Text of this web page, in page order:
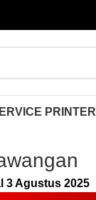
PRINTER
3 Agustus 2025